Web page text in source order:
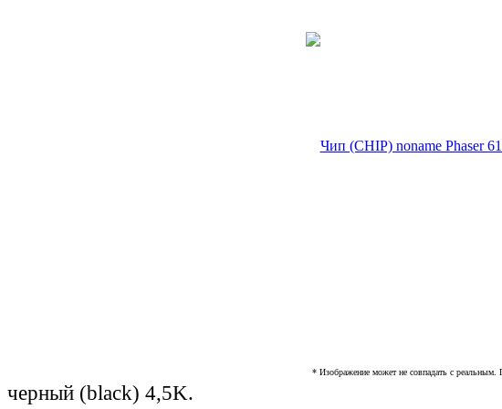
* Изображение может не совпадать с реальным.
черный (black) 4,5K.